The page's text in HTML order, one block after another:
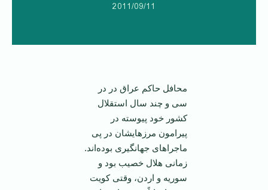
2011/09/11
محافل حاکم عراق در در
سی و چند سال استقلال
کشور خود پیوسته در
پیرامون مرز‌هایشان در پی
ماجراهای جهانگیری بوده‌اند.
زمانی هلال خصیب بود و
سوریه و اردن، وقتی کویت